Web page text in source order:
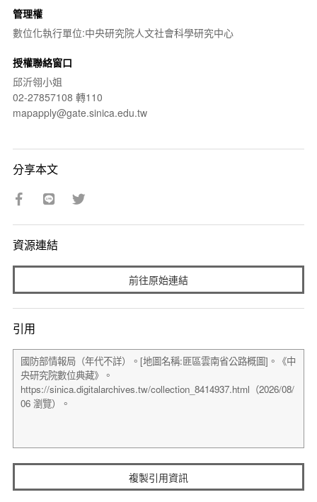
管理權
數位化執行單位:中央研究院人文社會科學研究中心
授權聯絡窗口
邱沂翎小姐
02-27857108 轉110
mapapply@gate.sinica.edu.tw
分享本文
資源連結
前往原始連結
引用
複製引用資訊